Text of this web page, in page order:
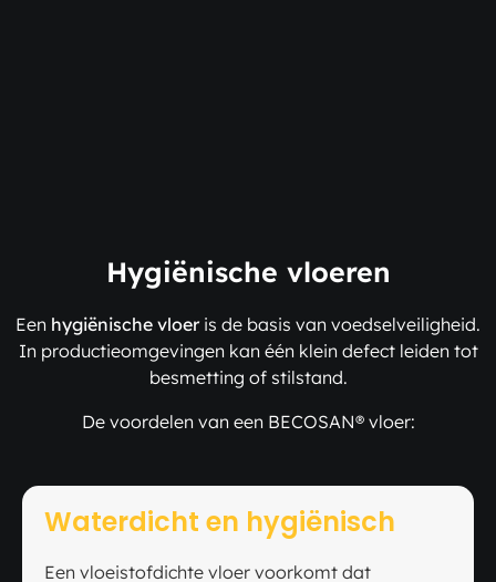
Hygiënische vloeren
Een hygiënische vloeris de basis van voedselveiligheid.
In productieomgevingen kan één klein defect leiden tot
besmetting of stilstand.
De voordelen van een BECOSAN® vloer:
Waterdicht en hygiënisch
Een vloeistofdichte vloer voorkomt dat